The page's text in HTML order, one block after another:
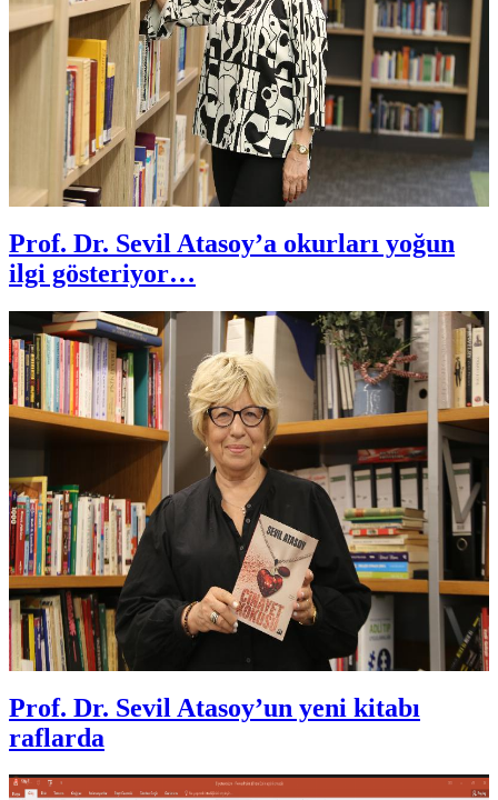
Prof. Dr. Sevil Atasoy’a okurları yoğun
ilgi gösteriyor…
Prof. Dr. Sevil Atasoy’un yeni kitabı
raflarda